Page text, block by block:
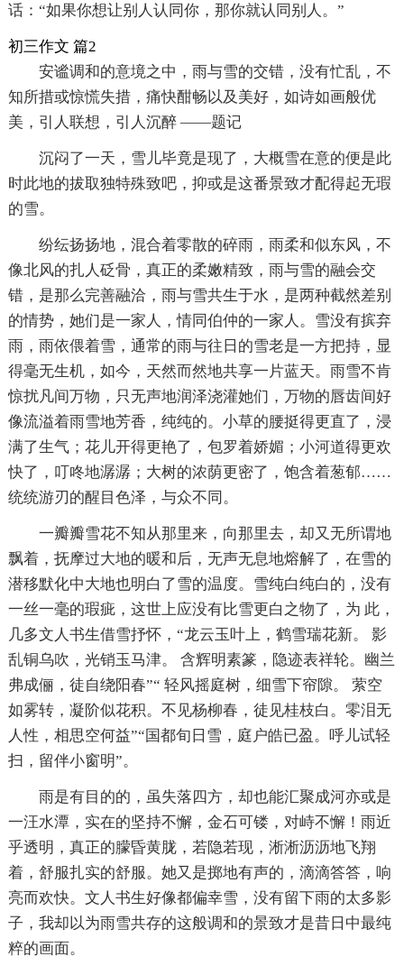
话：“如果你想让别人认同你，那你就认同别人。”
初三作文 篇2
安谧调和的意境之中，雨与雪的交错，没有忙乱，不
知所措或惊慌失措，痛快酣畅以及美好，如诗如画般优
美，引人联想，引人沉醉 ——题记
沉闷了一天，雪儿毕竟是现了，大概雪在意的便是此
时此地的拔取独特殊致吧，抑或是这番景致才配得起无瑕
的雪。
纷纭扬扬地，混合着零散的碎雨，雨柔和似东风，不
像北风的扎人砭骨，真正的柔嫩精致，雨与雪的融会交
错，是那么完善融洽，雨与雪共生于水，是两种截然差别
的情势，她们是一家人，情同伯仲的一家人。雪没有摈弃
雨，雨依偎着雪，通常的雨与往日的雪老是一方把持，显
得毫无生机，如今，天然而然地共享一片蓝天。雨雪不肯
惊扰凡间万物，只无声地润泽浇灌她们，万物的唇齿间好
像流溢着雨雪地芳香，纯纯的。小草的腰挺得更直了，浸
满了生气；花儿开得更艳了，包罗着娇媚；小河道得更欢
快了，叮咚地潺潺；大树的浓荫更密了，饱含着葱郁……
统统游刃的醒目色泽，与众不同。
一瓣瓣雪花不知从那里来，向那里去，却又无所谓地
飘着，抚摩过大地的暖和后，无声无息地熔解了，在雪的
潜移默化中大地也明白了雪的温度。雪纯白纯白的，没有
一丝一毫的瑕疵，这世上应没有比雪更白之物了，为 此，
几多文人书生借雪抒怀，“龙云玉叶上，鹤雪瑞花新。 影
乱铜乌吹，光销玉马津。 含辉明素篆，隐迹表祥轮。幽兰
弗成俪，徒自绕阳春”“ 轻风摇庭树，细雪下帘隙。 萦空
如雾转，凝阶似花积。不见杨柳春，徒见桂枝白。零泪无
人性，相思空何益”“国都旬日雪，庭户皓已盈。呼儿试轻
扫，留伴小窗明”。
雨是有目的的，虽失落四方，却也能汇聚成河亦或是
一汪水潭，实在的坚持不懈，金石可镂，对峙不懈！雨近
乎透明，真正的朦昏黄胧，若隐若现，淅淅沥沥地飞翔
着，舒服扎实的舒服。她又是掷地有声的，滴滴答答，响
亮而欢快。文人书生好像都偏幸雪，没有留下雨的太多影
子，我却以为雨雪共存的这般调和的景致才是昔日中最纯
粹的画面。